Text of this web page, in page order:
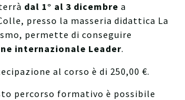
dal 1° al 3 dicembre a
presso la masseria didattica La
permette di conseguire
internazionale Leader.
al corso è di 250,00 €.
percorso formativo è possibile